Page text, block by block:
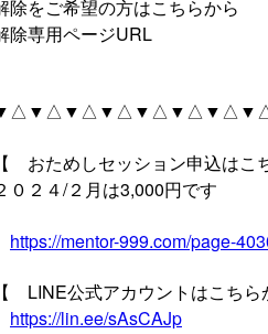
除をご希望の方はこちらから
除専用ページURL
【 おためしセッション申込はこ
０２４/２月は3,000円です
https://mentor-999.com/page-
【 LINE公式アカウントはこち
https://lin.ee/sAsCAJp